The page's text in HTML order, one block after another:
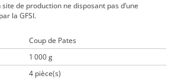
de production ne disposant pas d’une
la GFSI.
Coup de Pates
1 000 g
4 pièce(s)